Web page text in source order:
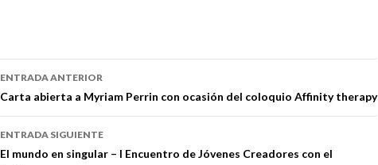
Navegación
de
entradas
ENTRADA ANTERIOR
Carta abierta a Myriam Perrin con ocasión del coloquio Affinity therapy
ENTRADA SIGUIENTE
El mundo en singular – I Encuentro de Jóvenes Creadores con el